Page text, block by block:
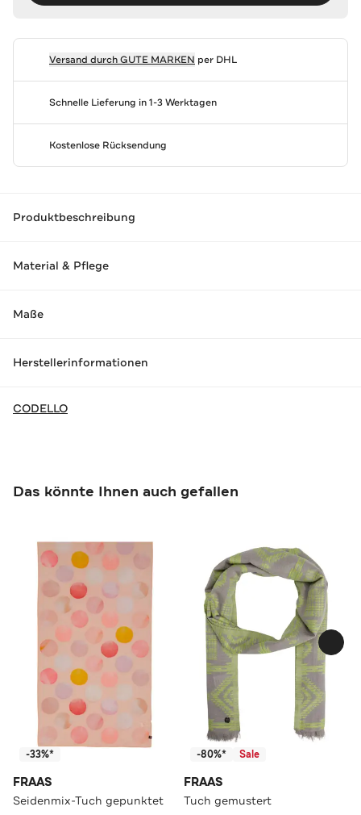
Versand durchGUTE MARKEN per DHL
Schnelle Lieferung in 1-3 Werktagen
Kostenlose Rücksendung
Produktbeschreibung
Material & Pflege
Maße
Herstellerinformationen
CODELLO
Das könnte Ihnen auch gefallen
-33%*
FRAAS
Seidenmix-Tuch gepunktet
-80%* Sale
FRAAS
Tuch gemustert